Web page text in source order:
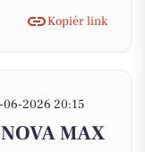
Kopiér link
06-2026 20:15
MAX